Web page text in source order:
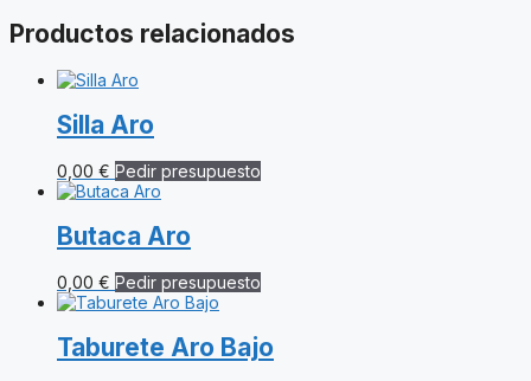
Productos relacionados
Silla Aro
0,00 € Pedir presupuesto
Butaca Aro
0,00 € Pedir presupuesto
Taburete Aro Bajo